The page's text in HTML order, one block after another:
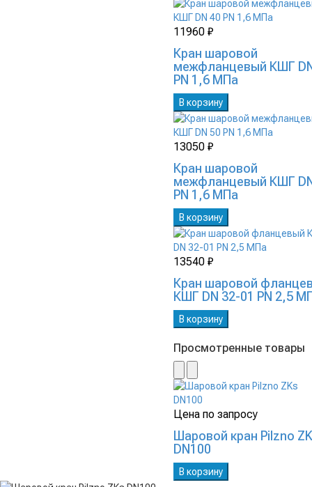
11960 ₽
Кран шаровой
межфланцевый КШГ
PN 1,6 МПа
В корзину
13050 ₽
Кран шаровой
межфланцевый КШГ
PN 1,6 МПа
В корзину
13540 ₽
Кран шаровой
КШГ DN 32-01 PN 2,5
В корзину
Просмотренные товары
Цена по запросу
Шаровой кран Pilzno
DN100
В корзину